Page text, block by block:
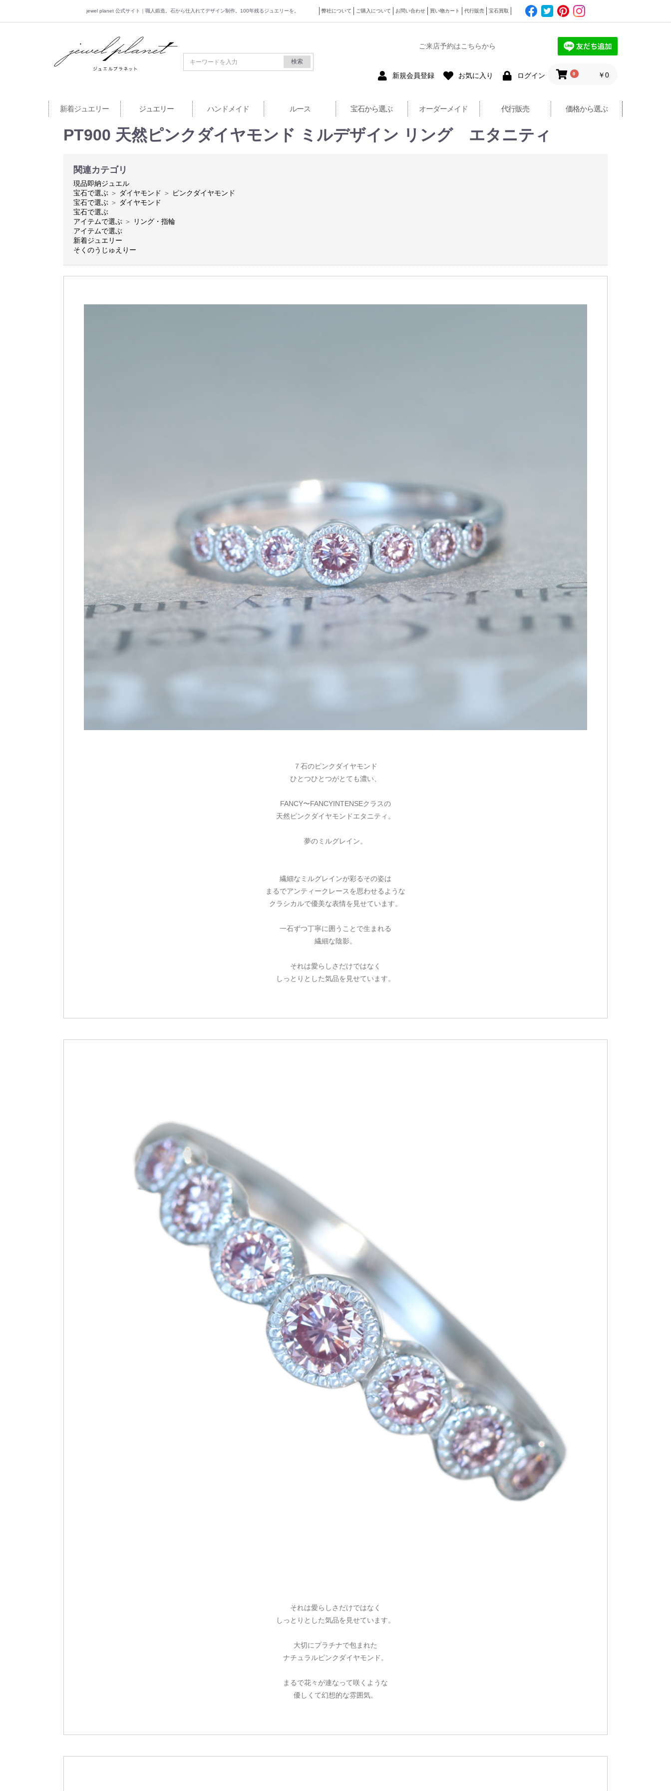
jewel planet 公式サイト｜職人鍛造。石から仕入れてデザイン制作。100年残るジュエリーを。 弊社について ご購入について お問い合わせ 買い物カート 代行販売 宝石買取
jewel planet 公式サイト
検索
ご来店予約はこちらから
新規会員登録 お気に入り ログイン 0 ￥0
新着ジュエリー ジュエリー ハンドメイド ルース 宝石から選ぶ オーダーメイド 代行販売 価格から選ぶ
PT900 天然ピンクダイヤモンド ミルデザイン リング エタニティ
関連カテゴリ
現品即納ジュエル
宝石で選ぶ ＞ ダイヤモンド ＞ ピンクダイヤモンド
宝石で選ぶ ＞ ダイヤモンド
宝石で選ぶ
アイテムで選ぶ ＞
リング・指輪
アイテムで選ぶ
新着ジュエリー
そくのうじゅえりー
７石のピンクダイヤモンド
ひとつひとつがとても濃い、
FANCY〜FANCYINTENSEクラスの
天然ピンクダイヤモンドエタニティ。
夢のミルグレイン。
繊細なミルグレインが彩るその姿は
まるでアンティークレースを思わせるような
クラシカルで優美な表情を見せています。
一石ずつ丁寧に囲うことで生まれる
繊細な陰影。
それは愛らしさだけではなく
しっとりとした気品を見せています。
それは愛らしさだけではなく
しっとりとした気品を見せています。
大切にプラチナで包まれた
ナチュラルピンクダイヤモンド。
まるで花々が連なって咲くような
優しくて幻想的な雰囲気。